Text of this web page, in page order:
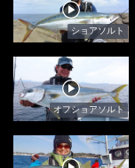
ショアソルト
オフショアソルト